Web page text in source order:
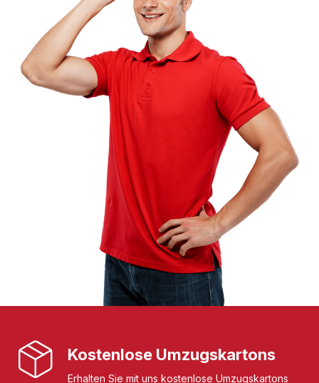
Kostenlose Umzugskartons
Erhalten Sie mit uns kostenlose Umzugskartons